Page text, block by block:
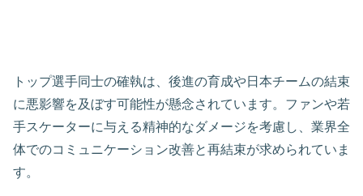
トップ選手同士の確執は、後進の育成や日本チームの結束
に悪影響を及ぼす可能性が懸念されています。ファンや若
手スケーターに与える精神的なダメージを考慮し、業界全
体でのコミュニケーション改善と再結束が求められていま
す。